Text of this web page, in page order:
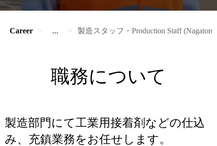
Career ... 製造スタッフ・Production Staff (Nagatoro)
職務について
製造部門にて工業用接着剤などの仕込
み、充鎮業務をお任せします。